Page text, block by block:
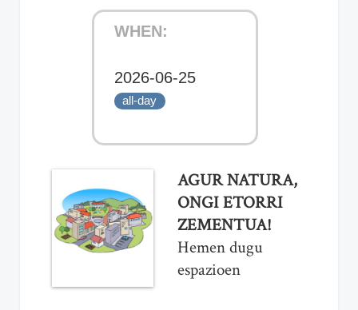
WHEN:
2026-06-25
all-day
AGUR NATURA,
ONGI ETORRI
ZEMENTUA!
Hemen dugu
espazioen